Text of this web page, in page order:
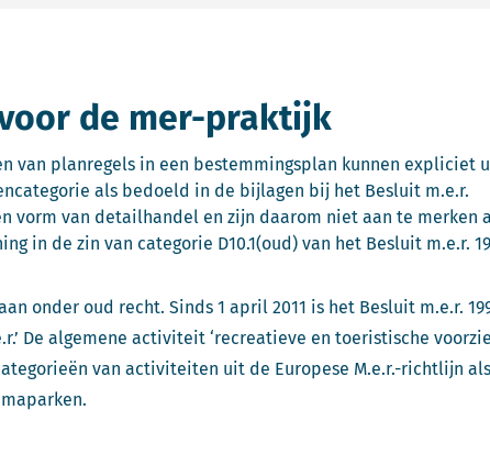
de mer-praktijk
van planregels in een bestemmingsplan kunnen expliciet
als bedoeld in de bijlagen bij het Besluit m.e.r.
vorm van detailhandel en zijn daarom niet aan te merken
in de zin van categorie D10.1(oud) van het Besluit m.e.r.
onder oud recht. Sinds 1 april 2011 is het Besluit m.e.r.
De algemene activiteit ‘recreatieve en toeristische
van activiteiten uit de Europese M.e.r.-richtlijn